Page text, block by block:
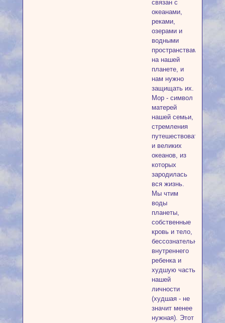
связан с
океанами,
реками,
озерами и
водными
пространствами
на нашей
планете, и
нам нужно
защищать их.
Мор - символ
матерей
нашей семьи,
стремления
путешествовать
и великих
океанов, из
которых
зародилась
вся жизнь.
Мы чтим
воды
планеты,
собственные
кровь и тело,
бессознательное,
внутреннего
ребенка и
худшую часть
нашей
личности
(худшая - не
значит менее
нужная). Этот